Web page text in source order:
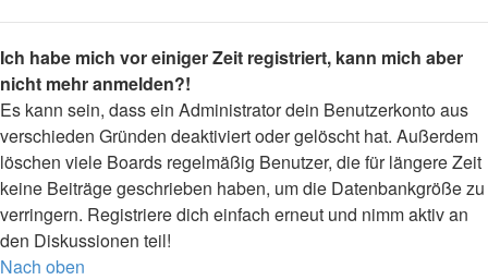
Ich habe mich vor einiger Zeit registriert, kann mich aber
nicht mehr anmelden?!
Es kann sein, dass ein Administrator dein Benutzerkonto aus
verschieden Gründen deaktiviert oder gelöscht hat. Außerdem
löschen viele Boards regelmäßig Benutzer, die für längere Zeit
keine Beiträge geschrieben haben, um die Datenbankgröße zu
verringern. Registriere dich einfach erneut und nimm aktiv an
den Diskussionen teil!
Nach oben